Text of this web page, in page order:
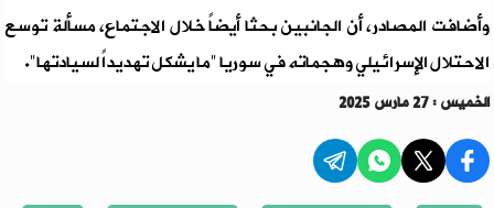
وأضافت المصادر، أن الجانبين بحثا أيضاً خلال الاجتماع، مسألة توسع
الاحتلال الإسرائيلي وهجماته في سوريا "ما يشكل تهديداً لسيادتها".
الخميس : 27 مارس 2025